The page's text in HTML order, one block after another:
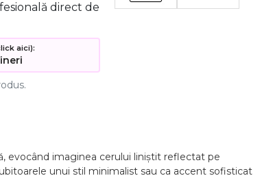
direct de
aici):
evocând imaginea cerului liniștit reflectat pe
unui stil minimalist sau ca accent sofisticat